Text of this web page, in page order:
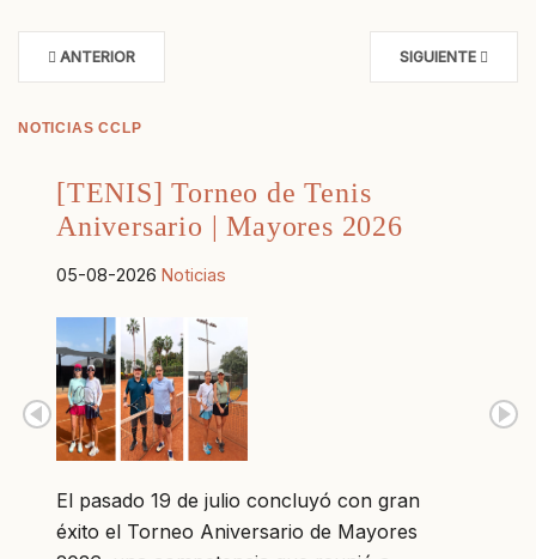
ANTERIOR SIGUIENTE
NOTICIAS CCLP
[TENIS] Torneo de Tenis
Aniversario | Mayores 2026
05-08-2026 Noticias
El pasado 19 de julio concluyó con gran
éxito el Torneo Aniversario de Mayores